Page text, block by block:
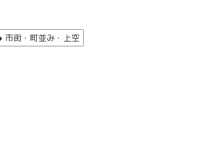
市街・町並み・上空